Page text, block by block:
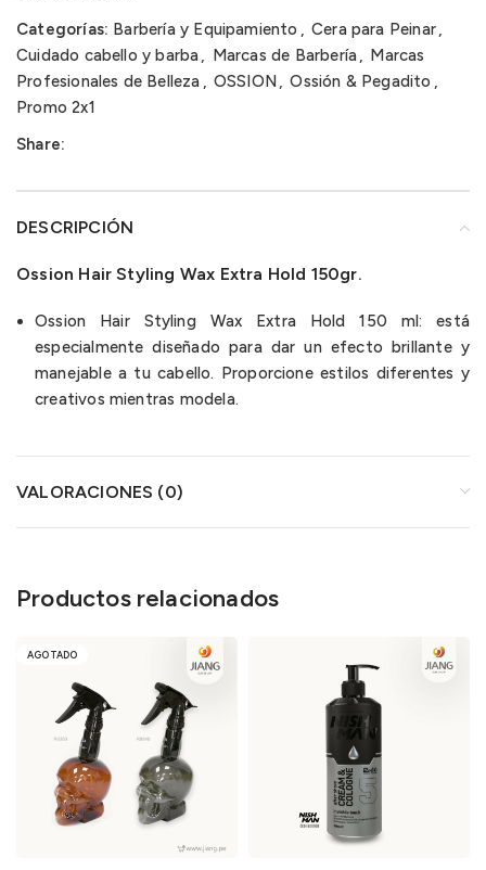
Categorías: Barbería y Equipamiento , Cera para Peinar,
Cuidado cabello y barba, Marcas de Barbería, Marcas
Profesionales de Belleza , OSSION, Ossión & Pegadito ,
Promo 2x1
Share:
DESCRIPCIÓN
Ossion Hair Styling Wax Extra Hold 150gr.
Ossion Hair Styling Wax Extra Hold 150 ml: está
especialmente diseñado para dar un efecto brillante y
manejable a tu cabello. Proporcione estilos diferentes y
creativos mientras modela.
VALORACIONES (0)
Productos relacionados
AGOTADO